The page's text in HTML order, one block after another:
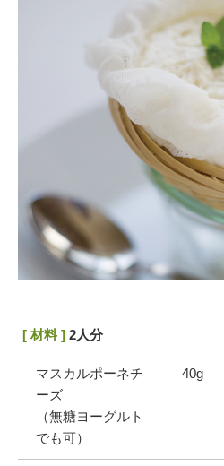
[ 材料 ]2人分
マスカルポーネチ
ーズ
（無糖ヨーグルト
でも可）
40g